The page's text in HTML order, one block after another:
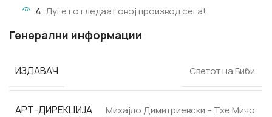
4 Луѓе го гледаат овој производ сега!
Генерални информации
ИЗДАВАЧ Светот на Биби
АРТ-ДИРЕКЦИЈА Михајло Димитриевски – Тхе Мичо